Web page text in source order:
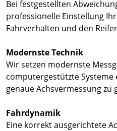
Bei festgestellten
professionelle Einstellung
Fahrverhalten und den
Modernste Technik
Wir setzen modernste
computergestützte Systeme
genaue Achsvermessung zu
Fahrdynamik
Eine korrekt ausgerichtete